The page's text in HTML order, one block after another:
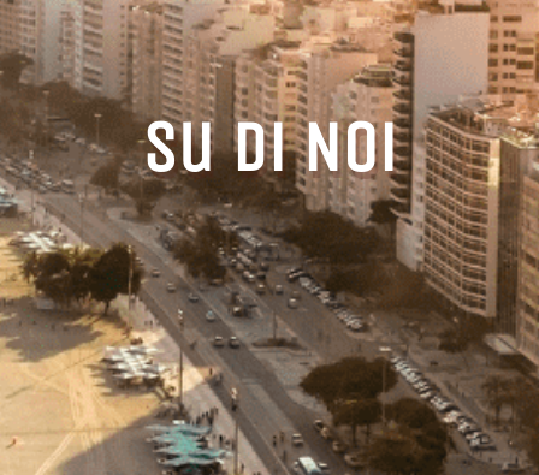
Su Di Noi